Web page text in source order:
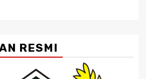
RESMI